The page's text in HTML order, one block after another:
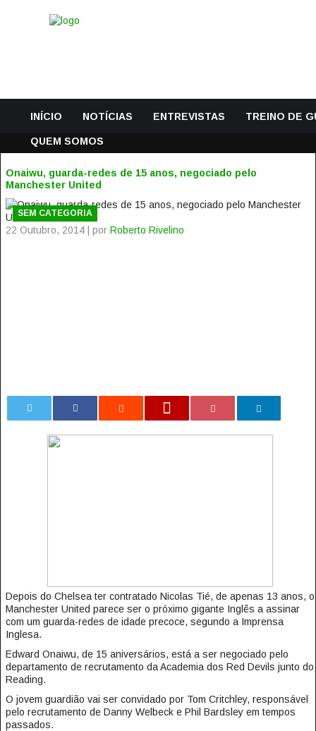
INÍCIO NOTÍCIAS ENTREVISTAS TREINO DE
QUEM SOMOS
Onaiwu, guarda-redes de 15 anos, negociado pelo
Manchester United
22 Outubro, 2014 | por Roberto Rivelino
SEM CATEGORIA
0
Depois do Chelsea ter contratado Nicolas Tié, de apenas 13 anos, o
Manchester United parece ser o próximo gigante Inglês a assinar
com um guarda-redes de idade precoce, segundo a Imprensa
Inglesa.
Edward Onaiwu, de 15 aniversários, está a ser negociado pelo
departamento de recrutamento da Academia dos Red Devils junto do
Reading.
O jovem guardião vai ser convidado por Tom Critchley, responsável
pelo recrutamento de Danny Welbeck e Phil Bardsley em tempos
passados.